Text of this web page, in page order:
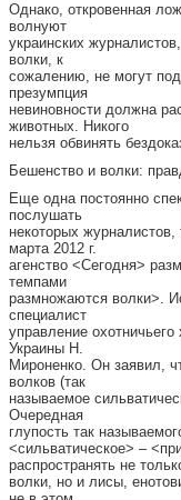
Однако, откровенная
волнуют
украинских
волки, к
сожалению, не могут
презумпция
невиновности должна
животных. Никого
нельзя обвинять
Бешенство и волки:
Еще одна постоянно
послушать
некоторых
марта 2012 г.
агенство <Сегодня>
темпами
размножаются волки>.
специалист
управление
Украины Н.
Мироненко. Он заявил,
волков (так
называемое
Очередная
глупость так
<сильватическое> –
распространять не
волки, но и лисы,